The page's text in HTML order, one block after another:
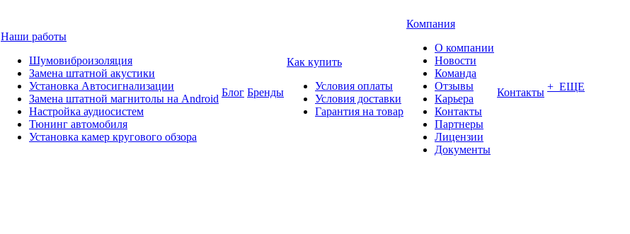
Наши работы
Шумовиброизоляция
Замена штатной акустики
Установка Автосигнализации
Замена штатной магнитолы на Android
Настройка аудиосистем
Тюнинг автомобиля
Установка камер кругового обзора
Блог Бренды
Как купить
Условия оплаты
Условия доставки
Гарантия на товар
Компания
О компании
Новости
Команда
Отзывы
Карьера
Контакты
Партнеры
Лицензии
Документы
Контакты + ЕЩЕ